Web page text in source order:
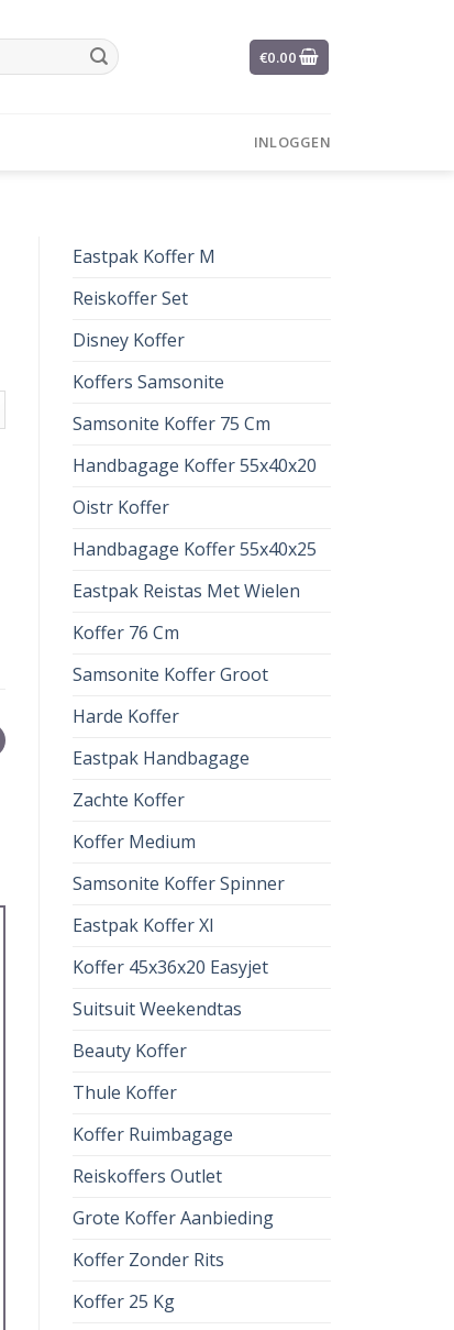
€0.00
INLOGGEN
Eastpak Koffer M
Reiskoffer Set
Disney Koffer
Koffers Samsonite
Samsonite Koffer 75 Cm
Handbagage Koffer 55x40x20
Oistr Koffer
Handbagage Koffer 55x40x25
Eastpak Reistas Met Wielen
Koffer 76 Cm
Samsonite Koffer Groot
Harde Koffer
Eastpak Handbagage
Zachte Koffer
Koffer Medium
Samsonite Koffer Spinner
Eastpak Koffer Xl
Koffer 45x36x20 Easyjet
Suitsuit Weekendtas
Beauty Koffer
Thule Koffer
Koffer Ruimbagage
Reiskoffers Outlet
Grote Koffer Aanbieding
Koffer Zonder Rits
Koffer 25 Kg